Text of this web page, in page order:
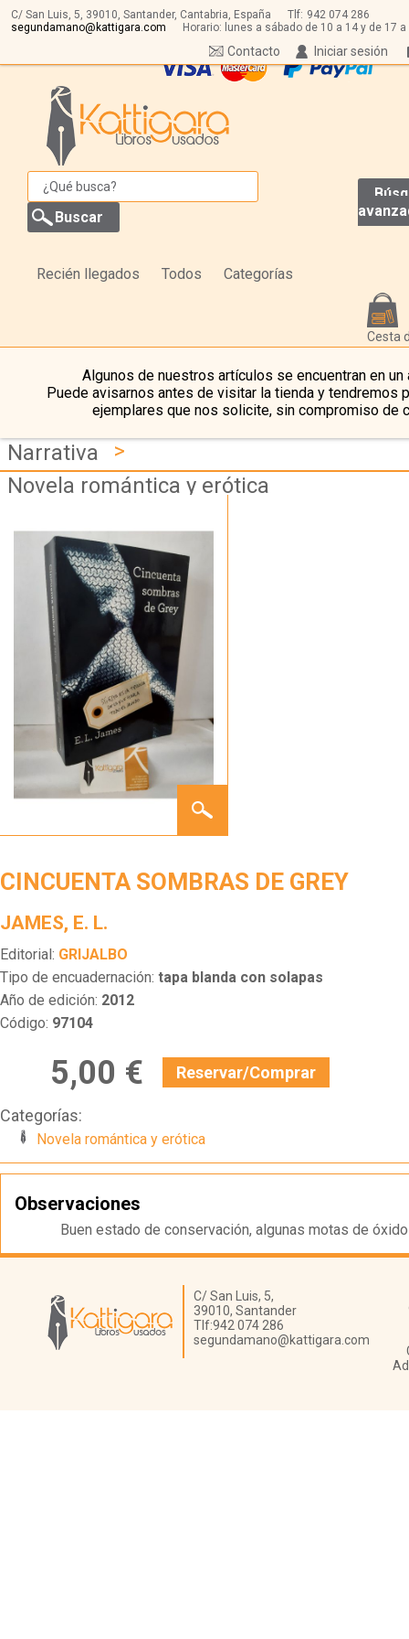
C/ San Luis, 5, 39010, Santander, Cantabria, España Tlf: 942 074 286
segundamano@kattigara.com
Horario: lunes a sábado de 10 a 14 y de 17 a
Iniciar sesión
Contacto
Recién llegados Todos Categorías
Cesta
Algunos de nuestros artículos se encuentran en un
Puede avisarnos antes de visitar la tienda y tendremos
ejemplares que nos solicite, sin compromiso de
Narrativa
>
Novela romántica y erótica
SOMBRAS
CINCUENTA SOMBRAS DE GREY
JAMES, E. L.
Editorial: GRIJALBO
Tipo de encuadernación: tapa blanda con solapas
Año de edición: 2012
Código: 97104
5,00 € Reservar/Comprar
Categorías:
Novela romántica y erótica
Observaciones
Buen estado de conservación, algunas motas de
Librería Kattigara
C/ San Luis, 5,
39010, Santander
Tlf:942 074 286
segundamano@kattigara.com